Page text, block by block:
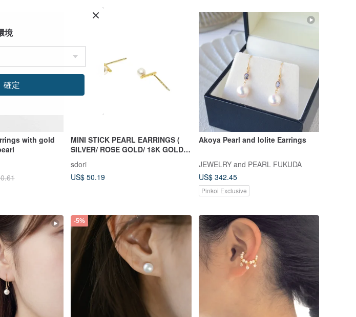
with gold
MINI STICK PEARL EARRINGS (
SILVER/ ROSE GOLD/ 18K GOLD )
| PEARL COLLECTION
sdori
US$ 50.19
Akoya Pearl and Iolite Earrings
JEWELRY and PEARL FUKUDA
US$ 342.45
Pinkoi Exclusive
-5%
境
確定